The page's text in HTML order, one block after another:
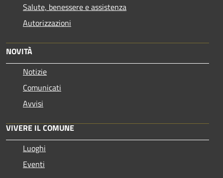
Salute, benessere e assistenza
Autorizzazioni
NOVITÀ
Notizie
Comunicati
Avvisi
VIVERE IL COMUNE
Luoghi
Eventi